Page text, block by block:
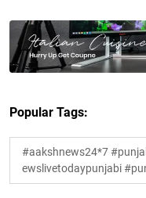
Popular Tags:
#aakshnews24*7
ewslivetodaypunjabi